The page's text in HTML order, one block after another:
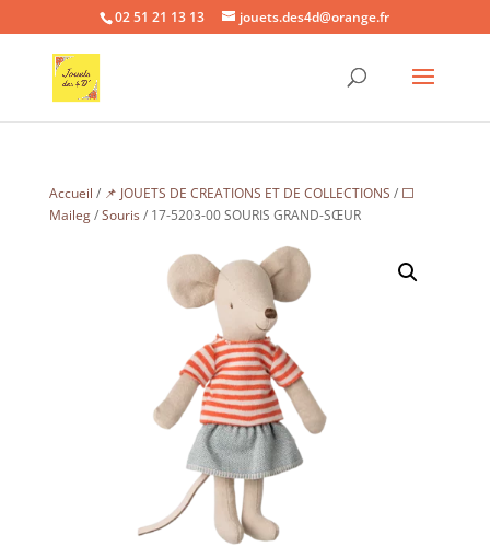
02 51 21 13 13 jouets.des4d@orange.fr
Accueil / 📌 JOUETS DE CREATIONS ET DE COLLECTIONS / ⬜
Maileg/Souris/ 17-5203-00 SOURIS GRAND-SŒUR